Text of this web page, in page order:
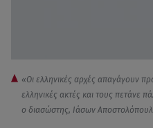
«Οι ελληνικές αρχές απαγάγουν
ελληνικές ακτές και τους πετάνε
ο διασώστης, Ιάσων